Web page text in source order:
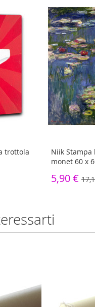
trottola
Niik
monet 60 x
5,90 €